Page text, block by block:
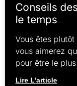
Conseils
le temps
Vous êtes
vous aimerez
pour être le
Lire L'article